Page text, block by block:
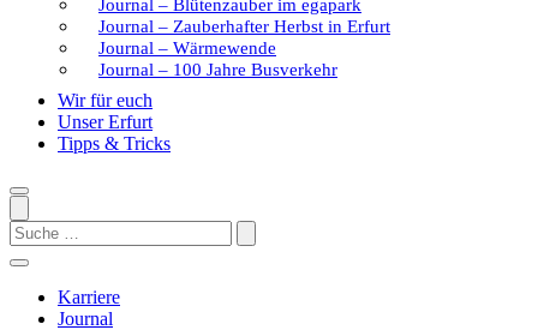
Journal – Blütenzauber im egapark
Journal – Zauberhafter Herbst in Erfurt
Journal – Wärmewende
Journal – 100 Jahre Busverkehr
Wir für euch
Unser Erfurt
Tipps & Tricks
Search
Karriere
Journal